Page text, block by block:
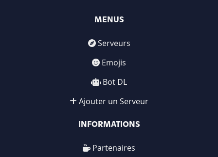
MENUS
Serveurs
Emojis
Bot DL
Ajouter un Serveur
INFORMATIONS
Partenaires